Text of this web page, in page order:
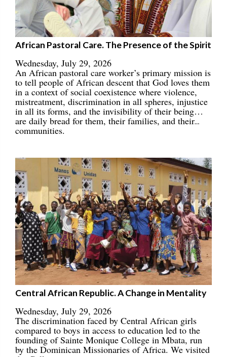
African Pastoral Care. The Presence of the Spirit
Wednesday, July 29, 2026
An African pastoral care worker’s primary mission is
to tell people of African descent that God loves them
in a context of social coexistence where violence,
mistreatment, discrimination in all spheres, injustice
in all its forms, and the invisibility of their being…
are daily bread for them, their families, and their
communities.
Central African Republic. A Change in Mentality
Wednesday, July 29, 2026
The discrimination faced by Central African girls
compared to boys in access to education led to the
founding of Sainte Monique College in Mbata, run
by the Dominican Missionaries of Africa. We visited